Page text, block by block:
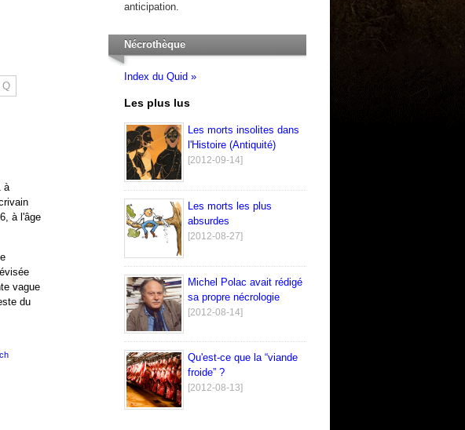
Q
à
à l'âge
vague
du
anticipation.
Nécrothèque
Index du Quid »
Les plus lus
Les morts insolites dans
l'Histoire (Antiquité)
[2012-09-14]
Les morts les plus
absurdes
[2012-08-27]
Michel Polac avait rédigé
sa propre nécrologie
[2012-08-14]
Qu'est-ce que la “viande
froide” ?
[2012-08-13]